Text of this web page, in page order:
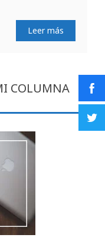
Leer más
COLUMNA